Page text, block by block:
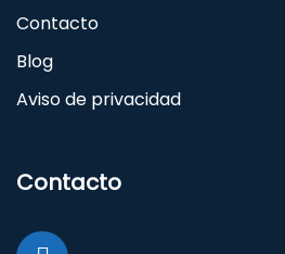
Contacto
Blog
Aviso de privacidad
Contacto